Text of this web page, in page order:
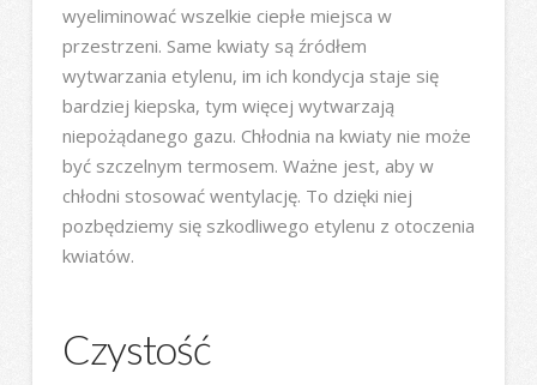
wyeliminować wszelkie ciepłe miejsca w
przestrzeni. Same kwiaty są źródłem
wytwarzania etylenu, im ich kondycja staje się
bardziej kiepska, tym więcej wytwarzają
niepożądanego gazu. Chłodnia na kwiaty nie może
być szczelnym termosem. Ważne jest, aby w
chłodni stosować wentylację. To dzięki niej
pozbędziemy się szkodliwego etylenu z otoczenia
kwiatów.
Czystość